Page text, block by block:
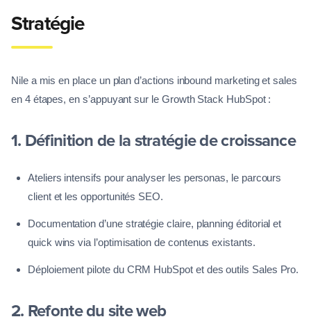
Stratégie
Nile a mis en place un plan d’actions inbound marketing et sales
en 4 étapes, en s’appuyant sur le Growth Stack HubSpot :
1. Définition de la stratégie de croissance
Ateliers intensifs pour analyser les personas, le parcours
client et les opportunités SEO.
Documentation d’une stratégie claire, planning éditorial et
quick wins via l’optimisation de contenus existants.
Déploiement pilote du CRM HubSpot et des outils Sales Pro.
2. Refonte du site web